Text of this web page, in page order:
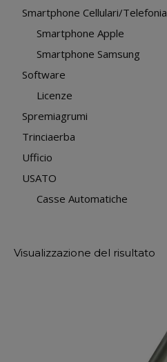
Smartphone Cellulari/Telefonia
Smartphone Apple
Smartphone Samsung
Software
Licenze
Spremiagrumi
Trinciaerba
Ufficio
USATO
Casse Automatiche
Visualizzazione del risultato